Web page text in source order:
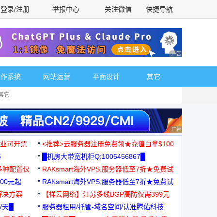
登录/注册 举报中心 关注微信 快捷导航
广告 商业广告，理
系统 网站运营 平面设计 其它
它
广告 商业广告，理
可开票
<推荐>云服务器注册免费领★充值白拿$100
█机房大带宽机柜Q:1006456867█
种配置仅
RAKsmart海外VPS,服务器低至7折★免费试
用★
元起
RAKsmart海外VPS,服务器低至7折★免费试
用★
决方案
【祥云网络】江苏多线BGP高防仅需399元
█
服务器租用/托管-域名空间/认准腾佑科技